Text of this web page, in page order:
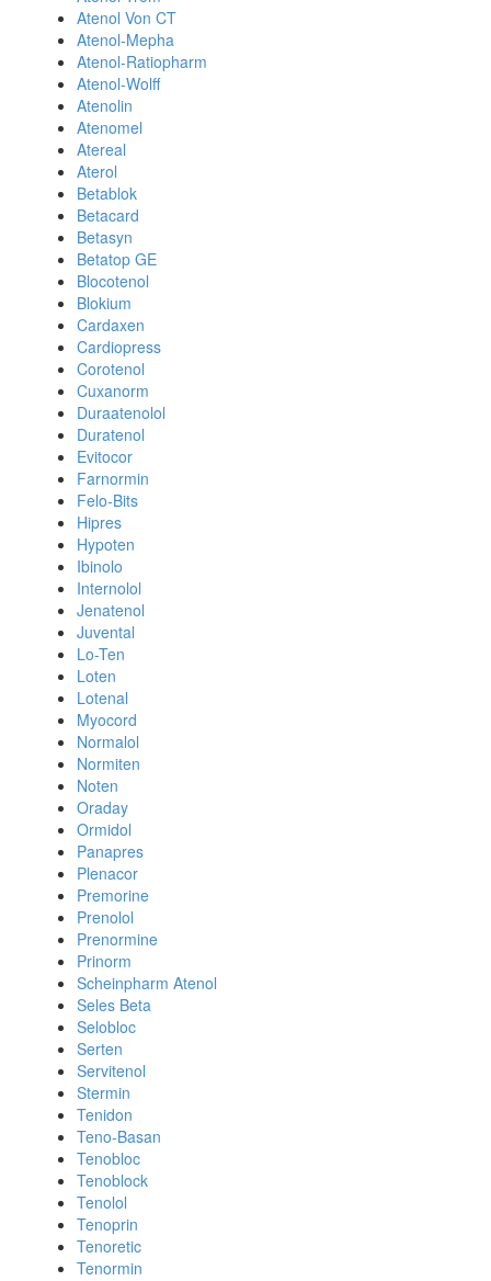
Atenol Von CT
Atenol-Mepha
Atenol-Ratiopharm
Atenol-Wolff
Atenolin
Atenomel
Atereal
Aterol
Betablok
Betacard
Betasyn
Betatop GE
Blocotenol
Blokium
Cardaxen
Cardiopress
Corotenol
Cuxanorm
Duraatenolol
Duratenol
Evitocor
Farnormin
Felo-Bits
Hipres
Hypoten
Ibinolo
Internolol
Jenatenol
Juvental
Lo-Ten
Loten
Lotenal
Myocord
Normalol
Normiten
Noten
Oraday
Ormidol
Panapres
Plenacor
Premorine
Prenolol
Prenormine
Prinorm
Scheinpharm Atenol
Seles Beta
Selobloc
Serten
Servitenol
Stermin
Tenidon
Teno-Basan
Tenobloc
Tenoblock
Tenolol
Tenoprin
Tenoretic
Tenormin